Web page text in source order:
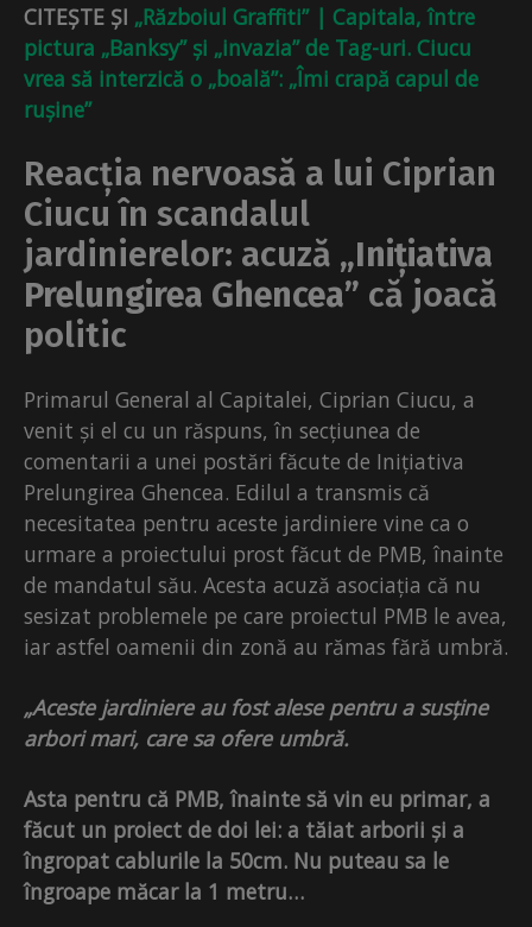
CITEȘTE ȘI „Războiul Graffiti” | Capitala, între
pictura „Banksy” și „invazia” de Tag-uri. Ciucu
vrea să interzică o „boală”: „Îmi crapă capul de
rușine”
Reacția nervoasă a lui Ciprian
Ciucu în scandalul
jardinierelor: acuză „Inițiativa
Prelungirea Ghencea” că joacă
politic
Primarul General al Capitalei, Ciprian Ciucu, a
venit și el cu un răspuns, în secțiunea de
comentarii a unei postări făcute de Inițiativa
Prelungirea Ghencea. Edilul a transmis că
necesitatea pentru aceste jardiniere vine ca o
urmare a proiectului prost făcut de PMB, înainte
de mandatul său. Acesta acuză asociația că nu
sesizat problemele pe care proiectul PMB le avea,
iar astfel oamenii din zonă au rămas fără umbră.
„Aceste jardiniere au fost alese pentru a susține
arbori mari, care sa ofere umbră.
Asta pentru că PMB, înainte să vin eu primar, a
făcut un proiect de doi lei: a tăiat arborii și a
îngropat cablurile la 50cm. Nu puteau sa le
îngroape măcar la 1 metru…